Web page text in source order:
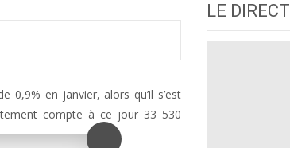
0,9% en janvier, alors qu’il s’est
compte à ce jour 33 530
LE DIRECT